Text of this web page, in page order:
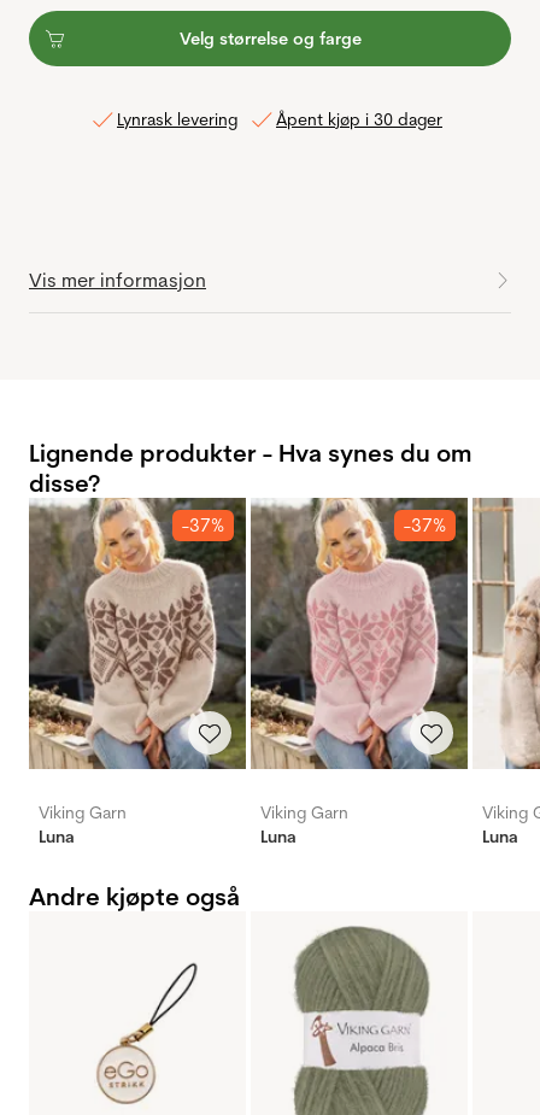
Velg størrelse og farge
Lynrask levering Åpent kjøp i 30 dager
Vis mer informasjon
Lignende produkter - Hva synes du om
disse?
-37%
Viking Garn
Luna
-37%
Viking Garn
Luna
Viking
Luna
Andre kjøpte også